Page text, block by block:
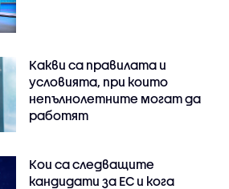
Какви са правилата и
условията, при които
непълнолетните могат да
работят
Кои са следващите
кандидати за ЕС и кога